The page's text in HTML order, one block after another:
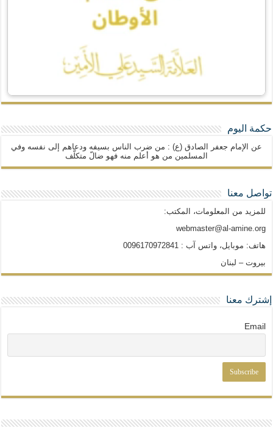
حكمة اليوم
عن الإمام جعفر الصادق (ع) : من ضرب الناس بسيفه ودعاهم إلى نفسه وفي
المسلمين من هو أعلم منه فهو ضالّ متكلّف
تواصل معنا
للمزيد من المعلومات، المكتب:
webmaster@al-amine.org
هاتف: موبايل، واتس آب : 0096170972841
بيروت – لبنان
إشترك معنا
Email